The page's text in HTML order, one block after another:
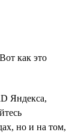
как это
Яндекса,
но и на том,